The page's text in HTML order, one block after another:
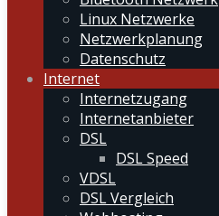
Linux Netzwerke
Netzwerkplanung
Datenschutz
Internet
Internetzugang
Internetanbieter
DSL
DSL Speed
VDSL
DSL Vergleich